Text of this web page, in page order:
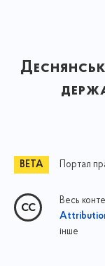
Портал
Весь
інше